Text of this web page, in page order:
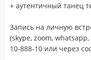
+ аутентичный танец
Запись на личную
(skype, zoom,
10-888-10 или через